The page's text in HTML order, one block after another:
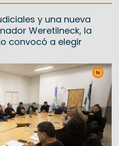
y una nueva
Weretilneck, la
convocó a elegir